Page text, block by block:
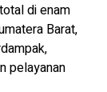
di enam
Barat,
pelayanan